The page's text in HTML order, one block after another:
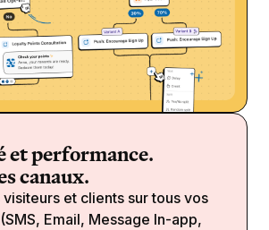
et performance.
canaux.
et clients sur tous vos
Email, Message In-app,